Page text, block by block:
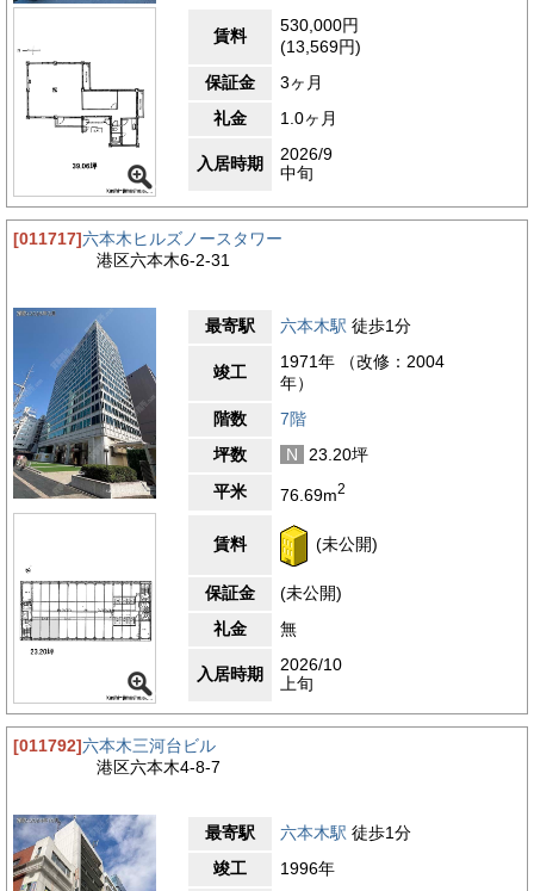
賃料
530,000円
(13,569円)
保証金
3ヶ月
礼金
1.0ヶ月
入居時期
2026/9
中旬
[011717]六本木ヒルズノースタワー
港区六本木6-2-31
最寄駅 六本木駅 徒歩1分
竣工
1971年 （改修：2004
年）
階数
7階
坪数
N
23.20坪
平米
76.69m2
賃料 (未公開)
保証金
(未公開)
礼金
無
入居時期
2026/10
上旬
[011792]六本木三河台ビル
港区六本木4-8-7
最寄駅 六本木駅 徒歩1分
竣工
1996年